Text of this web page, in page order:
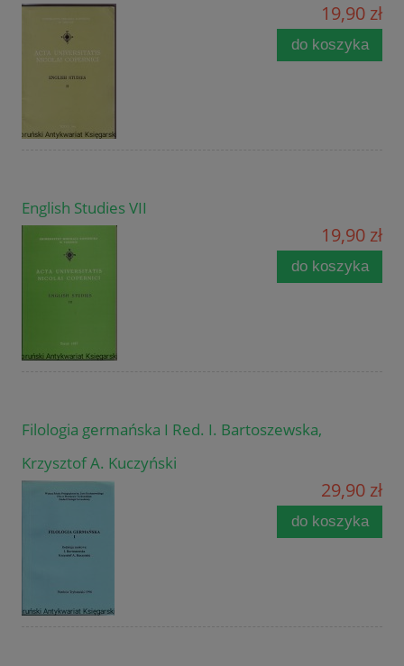
19,90 zł
do koszyka
English Studies VII
19,90 zł
do koszyka
Filologia germańska I Red. I. Bartoszewska,
Krzysztof A. Kuczyński
29,90 zł
do koszyka